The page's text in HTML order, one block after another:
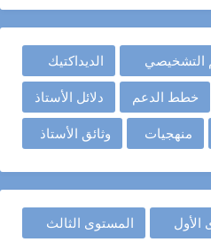
التشخيصي الديداكتيك
خطط الدعم دلائل الأستاذ
منهجيات وثائق الأستاذ
الأول المستوى الثالث